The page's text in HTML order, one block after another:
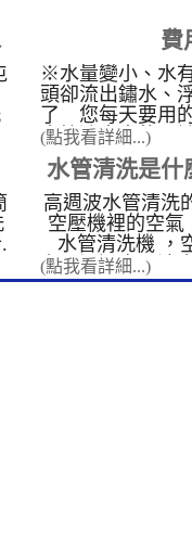
活品質提高及對
知水管裡面有重
裝了RO逆滲透
不知道淨水器只
法處理細菌，同
屬會慢慢從人體
月累會造成皮膚
推廣給大眾了
水管清洗 的重
達並不斷的進
生，間接或直接
久以來，人們對
於 洗水管 非常陌
費
※水量變小、水
頭卻流出鏽水、
了 您每天要用
水管流出來的，
下單後會與您
時，屋齡較久的
加價)，歡
(點我看詳細...)
水管清洗是什
高週波水管清洗
空壓機裡的空氣
水管清洗機 ，
力，透過高周波
制高壓電磁閥，
(點我看詳細...)